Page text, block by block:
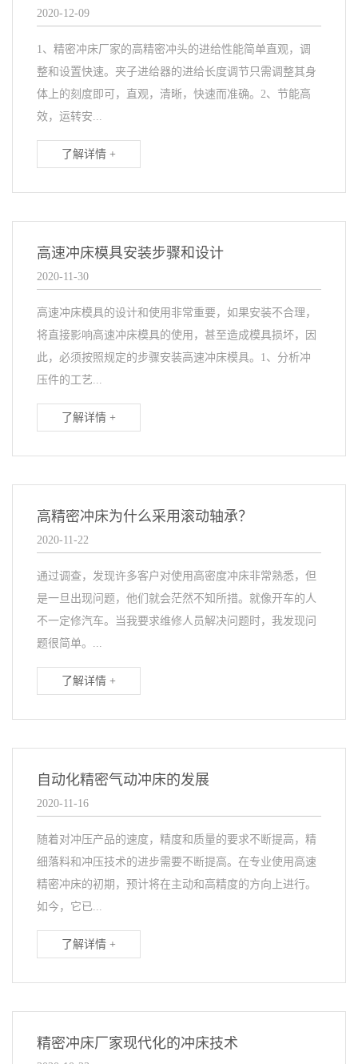
2020-12-09
1、精密冲床厂家的高精密冲头的进给性能简单直观，调
整和设置快速。夹子进给器的进给长度调节只需调整其身
体上的刻度即可，直观，清晰，快速而准确。2、节能高
效，运转安...
了解详情 +
高速冲床模具安装步骤和设计
2020-11-30
高速冲床模具的设计和使用非常重要，如果安装不合理，
将直接影响高速冲床模具的使用，甚至造成模具损坏，因
此，必须按照规定的步骤安装高速冲床模具。1、分析冲
压件的工艺...
了解详情 +
高精密冲床为什么采用滚动轴承？
2020-11-22
通过调查，发现许多客户对使用高密度冲床非常熟悉，但
是一旦出现问题，他们就会茫然不知所措。就像开车的人
不一定修汽车。当我要求维修人员解决问题时，我发现问
题很简单。...
了解详情 +
自动化精密气动冲床的发展
2020-11-16
随着对冲压产品的速度，精度和质量的要求不断提高，精
细落料和冲压技术的进步需要不断提高。在专业使用高速
精密冲床的初期，预计将在主动和高精度的方向上进行。
如今，它已...
了解详情 +
精密冲床厂家现代化的冲床技术